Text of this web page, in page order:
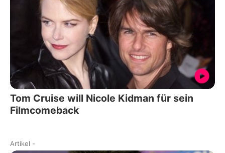
Tom Cruise will Nicole Kidman für sein
Filmcomeback
Artikel -